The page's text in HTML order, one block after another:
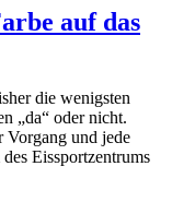
auf das
die wenigsten
„da“ oder nicht.
Vorgang und jede
Eissportzentrums